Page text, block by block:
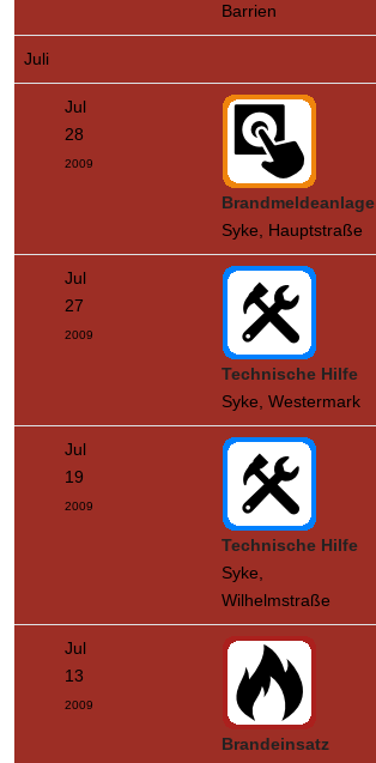
Barrien
Juli
Jul
28
2009
Brandmeldeanlage
Syke, Hauptstraße
Jul
27
2009
Technische Hilfe
Syke, Westermark
Jul
19
2009
Technische Hilfe
Syke,
Wilhelmstraße
Jul
13
2009
Brandeinsatz